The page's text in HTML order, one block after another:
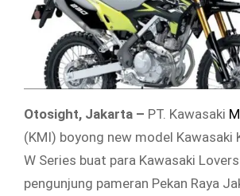
Otosight, Jakarta – PT. Kawasaki
(KMI) boyong new model Kawasaki
W Series buat para Kawasaki
pengunjung pameran Pekan Raya